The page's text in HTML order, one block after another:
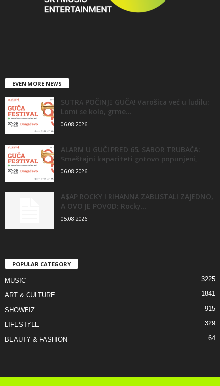
EVEN MORE NEWS
SUTRA POČINJE GUČA! Varošica već u ludilu:
Lomi se kolo, grme...
06.08.2026
ALARM U GUČI PRED 65. SABOR TRUBAČA:
Smeštajni kapaciteti gotovo popunjeni,...
06.08.2026
A$AP ROCKY I RIHANNA ZABLISTALI ZAJEDNO,
A OVO JE POVOD: Rocky...
05.08.2026
POPULAR CATEGORY
MUSIC 3225
ART & CULTURE 1841
SHOWBIZ 915
LIFESTYLE 329
BEAUTY & FASHION 64